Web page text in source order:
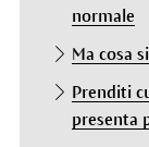
normale
Ma cosa
Prenditi
presenta